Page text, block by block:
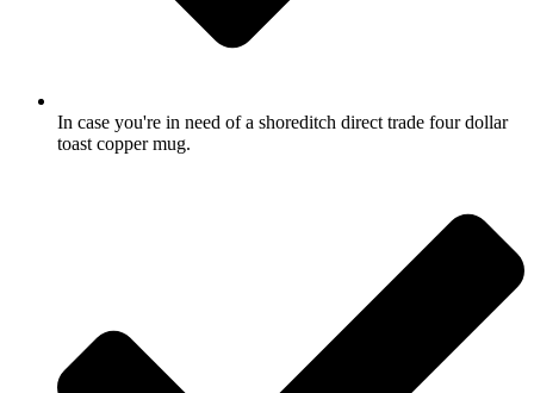
In case you're in need of a shoreditch direct trade four dollar
toast copper mug.